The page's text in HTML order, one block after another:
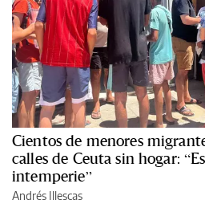
Cientos de menores
calles de Ceuta sin hogar:
intemperie”
Andrés Illescas